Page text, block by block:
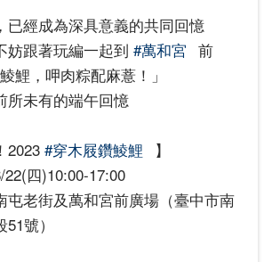
已經成為深具意義的共同回憶
妨跟著玩編一起到 #萬和宮 前
鯉，呷肉粽配麻薏！」
所未有的端午回憶
2023 #穿木屐鑽鯪鯉
】
四)10:00-17:00
屯老街及萬和宮前廣場（臺中市南
號）